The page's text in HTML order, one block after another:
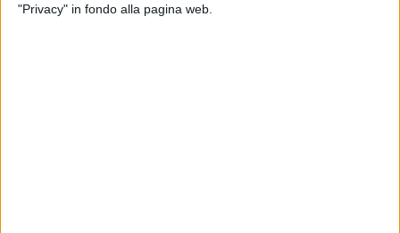
"Privacy" in fondo alla pagina web.
BISCEGLIE - 29 GIUGNO 2026